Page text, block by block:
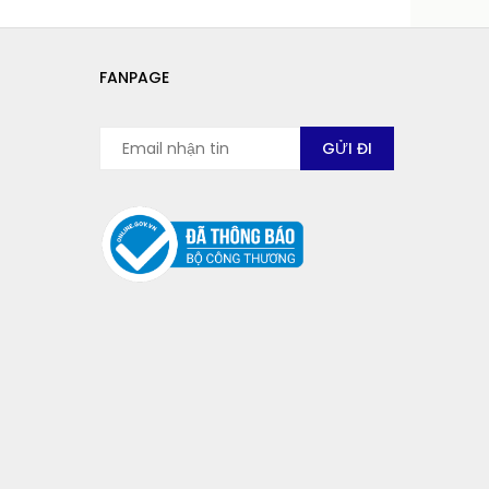
FANPAGE